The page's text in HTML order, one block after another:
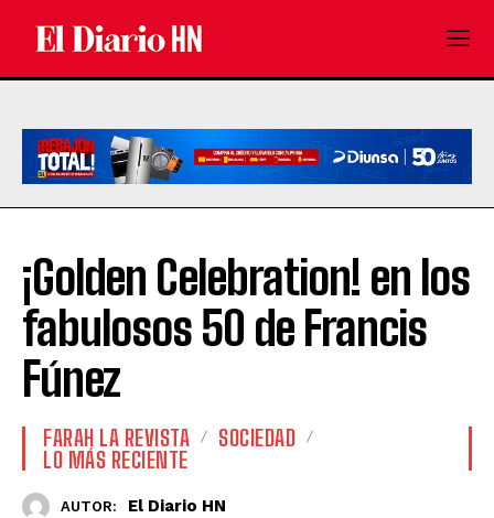
¡Golden Celebration! en los
fabulosos 50 de Francis
Fúnez
FARAH LA REVISTA
SOCIEDAD
LO MÁS RECIENTE
AUTOR: El Diario HN